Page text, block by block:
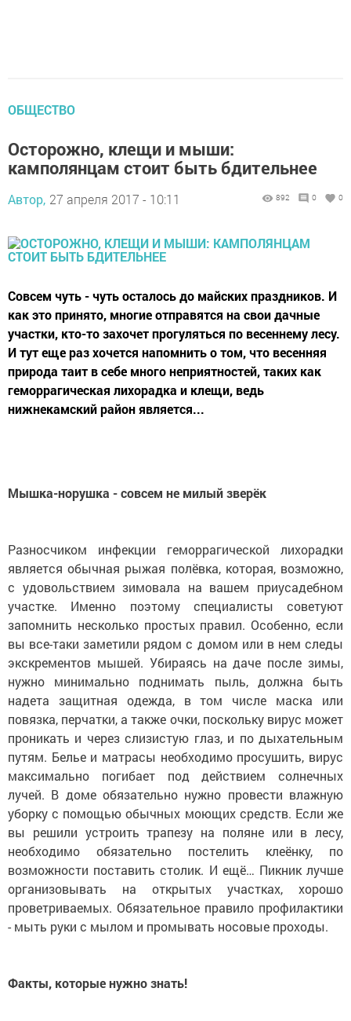
ОБЩЕСТВО
Осторожно, клещи и мыши:
камполянцам стоит быть бдительнее
Автор, 27 апреля 2017 - 10:11 892 0 0
Совсем чуть - чуть осталось до майских праздников. И
как это принято, многие отправятся на свои дачные
участки, кто-то захочет прогуляться по весеннему лесу.
И тут еще раз хочется напомнить о том, что весенняя
природа таит в себе много неприятностей, таких как
геморрагическая лихорадка и клещи, ведь
нижнекамский район является...
Мышка-норушка - совсем не милый зверёк
Разносчиком инфекции геморрагической лихорадки
является обычная рыжая полёвка, которая, возможно,
с удовольствием зимовала на вашем приусадебном
участке. Именно поэтому специалисты советуют
запомнить несколько простых правил. Особенно, если
вы все-таки заметили рядом с домом или в нем следы
экскрементов мышей. Убираясь на даче после зимы,
нужно минимально поднимать пыль, должна быть
надета защитная одежда, в том числе маска или
повязка, перчатки, а также очки, поскольку вирус может
проникать и через слизистую глаз, и по дыхательным
путям. Белье и матрасы необходимо просушить, вирус
максимально погибает под действием солнечных
лучей. В доме обязательно нужно провести влажную
уборку с помощью обычных моющих средств. Если же
вы решили устроить трапезу на поляне или в лесу,
необходимо обязательно постелить клеёнку, по
возможности поставить столик. И ещё… Пикник лучше
организовывать на открытых участках, хорошо
проветриваемых. Обязательное правило профилактики
- мыть руки с мылом и промывать носовые проходы.
Факты, которые нужно знать!